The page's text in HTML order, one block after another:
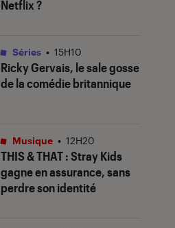
Netflix ?
Ricky Gervais, le sale gosse
de la comédie britannique
Séries • 15H10
THIS & THAT: Stray Kids
gagne en assurance, sans
perdre son identité
Musique • 12H20